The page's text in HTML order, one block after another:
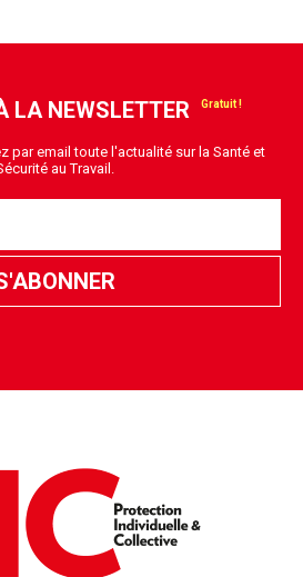
LA NEWSLETTER
par email toute l'actualité sur la Santé et
au Travail.